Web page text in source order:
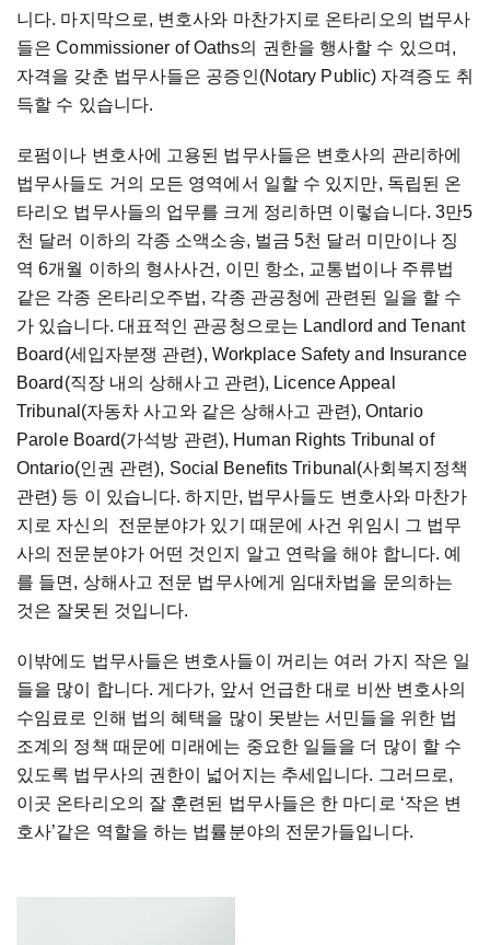
니다. 마지막으로, 변호사와 마찬가지로 온타리오의 법무사
들은 Commissioner of Oaths의 권한을 행사할 수 있으며,
자격을 갖춘 법무사들은 공증인(Notary Public) 자격증도 취
득할 수 있습니다.
로펌이나 변호사에 고용된 법무사들은 변호사의 관리하에
법무사들도 거의 모든 영역에서 일할 수 있지만, 독립된 온
타리오 법무사들의 업무를 크게 정리하면 이렇습니다. 3만5
천 달러 이하의 각종 소액소송, 벌금 5천 달러 미만이나 징
역 6개월 이하의 형사사건, 이민 항소, 교통법이나 주류법
같은 각종 온타리오주법, 각종 관공청에 관련된 일을 할 수
가 있습니다. 대표적인 관공청으로는 Landlord and Tenant
Board(세입자분쟁 관련), Workplace Safety and Insurance
Board(직장 내의 상해사고 관련), Licence Appeal
Tribunal(자동차 사고와 같은 상해사고 관련), Ontario
Parole Board(가석방 관련), Human Rights Tribunal of
Ontario(인권 관련), Social Benefits Tribunal(사회복지정책
관련) 등 이 있습니다. 하지만, 법무사들도 변호사와 마찬가
지로 자신의 전문분야가 있기 때문에 사건 위임시 그 법무
사의 전문분야가 어떤 것인지 알고 연락을 해야 합니다. 예
를 들면, 상해사고 전문 법무사에게 임대차법을 문의하는
것은 잘못된 것입니다.
이밖에도 법무사들은 변호사들이 꺼리는 여러 가지 작은 일
들을 많이 합니다. 게다가, 앞서 언급한 대로 비싼 변호사의
수임료로 인해 법의 혜택을 많이 못받는 서민들을 위한 법
조계의 정책 때문에 미래에는 중요한 일들을 더 많이 할 수
있도록 법무사의 권한이 넓어지는 추세입니다. 그러므로,
이곳 온타리오의 잘 훈련된 법무사들은 한 마디로 ‘작은 변
호사’같은 역할을 하는 법률분야의 전문가들입니다.